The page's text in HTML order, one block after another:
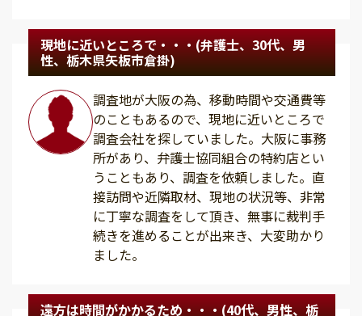
現地に近いところで・・・(弁護士、30代、男
性、栃木県矢板市倉掛)
調査地が大阪の為、移動時間や交通費等
のこともあるので、現地に近いところで
調査会社を探していました。大阪に事務
所があり、弁護士協同組合の特約店とい
うこともあり、調査を依頼しました。直
接訪問や近隣取材、現地の状況等、非常
に丁寧な調査をして頂き、無事に裁判手
続きを進めることが出来き、大変助かり
ました。
遠方は時間がかかるため・・・(40代、男性、栃